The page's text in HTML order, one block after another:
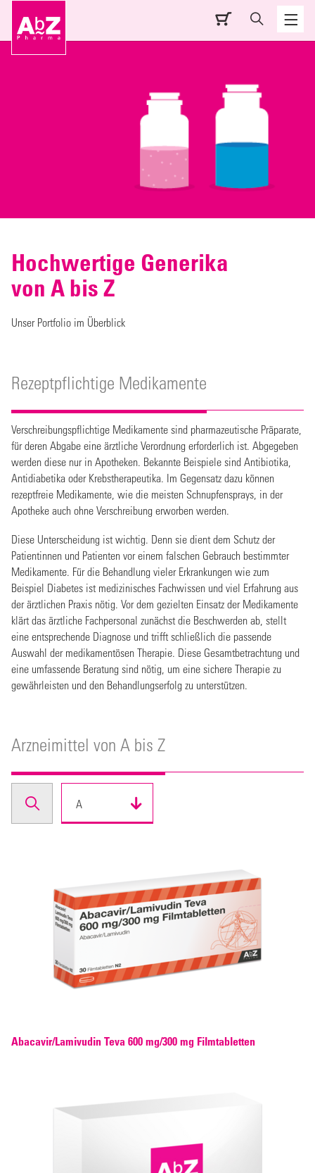
Hochwertige Generika
von A bis Z
Unser Portfolio im Überblick
Rezeptpflichtige Medikamente
Verschreibungspflichtige Medikamente sind pharmazeutische Präparate,
für deren Abgabe eine ärztliche Verordnung erforderlich ist. Abgegeben
werden diese nur in Apotheken. Bekannte Beispiele sind Antibiotika,
Antidiabetika oder Krebstherapeutika. Im Gegensatz dazu können
rezeptfreie Medikamente, wie die meisten Schnupfensprays, in der
Apotheke auch ohne Verschreibung erworben werden.
Diese Unterscheidung ist wichtig. Denn sie dient dem Schutz der
Patientinnen und Patienten vor einem falschen Gebrauch bestimmter
Medikamente. Für die Behandlung vieler Erkrankungen wie zum
Beispiel Diabetes ist medizinisches Fachwissen und viel Erfahrung aus
der ärztlichen Praxis nötig. Vor dem gezielten Einsatz der Medikamente
klärt das ärztliche Fachpersonal zunächst die Beschwerden ab, stellt
eine entsprechende Diagnose und trifft schließlich die passende
Auswahl der medikamentösen Therapie. Diese Gesamtbetrachtung und
eine umfassende Beratung sind nötig, um eine sichere Therapie zu
gewährleisten und den Behandlungserfolg zu unterstützen.
Arzneimittel von A bis Z
A
Abacavir/Lamivudin Teva 600 mg/300 mg Filmtabletten